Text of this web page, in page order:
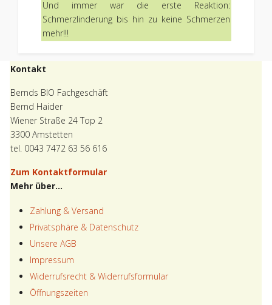
Und immer war die erste Reaktion:
Schmerzlinderung bis hin zu keine Schmerzen
mehr!!!
Kontakt
Bernds BIO Fachgeschäft
Bernd Haider
Wiener Straße 24 Top 2
3300 Amstetten
tel. 0043 7472 63 56 616
Zum Kontaktformular
Mehr über...
Zahlung & Versand
Privatsphäre & Datenschutz
Unsere AGB
Impressum
Widerrufsrecht & Widerrufsformular
Öffnungszeiten